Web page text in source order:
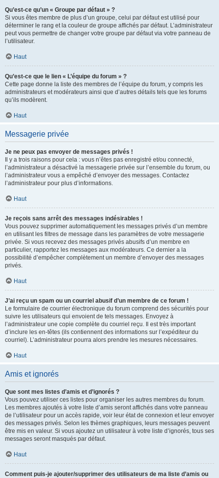
Qu’est-ce qu’un « Groupe par défaut » ?
Si vous êtes membre de plus d’un groupe, celui par défaut est utilisé pour
déterminer le rang et la couleur de groupe affichés par défaut. L’administrateur
peut vous permettre de changer votre groupe par défaut via votre panneau de
l’utilisateur.
Haut
Qu’est-ce que le lien « L’équipe du forum » ?
Cette page donne la liste des membres de l’équipe du forum, y compris les
administrateurs et modérateurs ainsi que d’autres détails tels que les forums
qu’ils modèrent.
Haut
Messagerie privée
Je ne peux pas envoyer de messages privés !
Il y a trois raisons pour cela : vous n’êtes pas enregistré et/ou connecté,
l’administrateur a désactivé la messagerie privée sur l’ensemble du forum, ou
l’administrateur vous a empêché d’envoyer des messages. Contactez
l’administrateur pour plus d’informations.
Haut
Je reçois sans arrêt des messages indésirables !
Vous pouvez supprimer automatiquement les messages privés d’un membre
en utilisant les filtres de message dans les paramètres de votre messagerie
privée. Si vous recevez des messages privés abusifs d’un membre en
particulier, rapportez les messages aux modérateurs. Ce dernier a la
possibilité d’empêcher complètement un membre d’envoyer des messages
privés.
Haut
J’ai reçu un spam ou un courriel abusif d’un membre de ce forum !
Le formulaire de courrier électronique du forum comprend des sécurités pour
suivre les utilisateurs qui envoient de tels messages. Envoyez à
l’administrateur une copie complète du courriel reçu. Il est très important
d’inclure les en-têtes (ils contiennent des informations sur l’expéditeur du
courriel). L’administrateur pourra alors prendre les mesures nécessaires.
Haut
Amis et ignorés
Que sont mes listes d’amis et d’ignorés ?
Vous pouvez utiliser ces listes pour organiser les autres membres du forum.
Les membres ajoutés à votre liste d’amis seront affichés dans votre panneau
de l’utilisateur pour un accès rapide, voir leur état de connexion et leur envoyer
des messages privés. Selon les thèmes graphiques, leurs messages peuvent
être mis en valeur. Si vous ajoutez un utilisateur à votre liste d’ignorés, tous ses
messages seront masqués par défaut.
Haut
Comment puis-je ajouter/supprimer des utilisateurs de ma liste d’amis ou